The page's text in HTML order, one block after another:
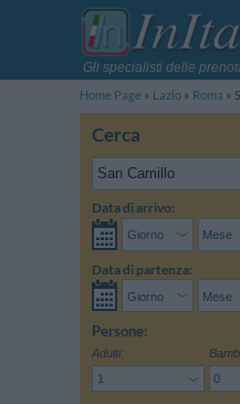
Gli specialisti delle
Home Page
Lazio Roma
Cerca
Data di arrivo:
Data di partenza:
Persone:
Adulti: